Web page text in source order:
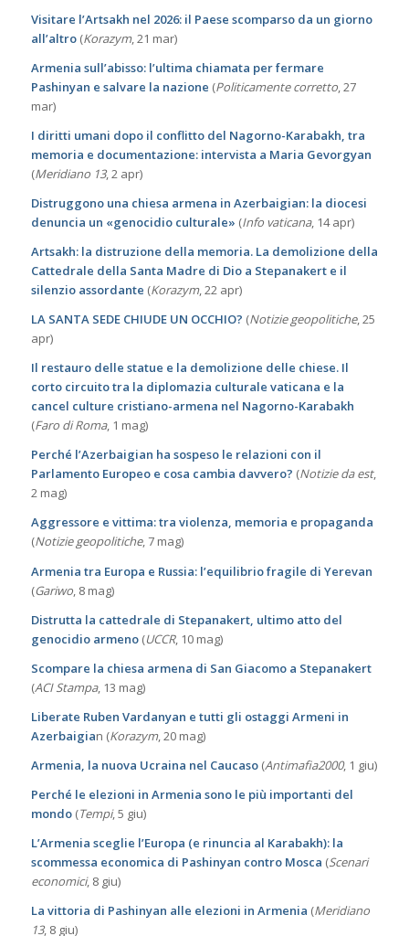
Visitare l’Artsakh nel 2026: il Paese scomparso da un giorno
all’altro(Korazym, 21 mar)
Armenia sull’abisso: l’ultima chiamata per fermare
Pashinyan e salvare la nazione (Politicamente corretto, 27
mar)
I diritti umani dopo il conflitto del Nagorno-Karabakh, tra
memoria e documentazione: intervista a Maria Gevorgyan
(Meridiano 13, 2 apr)
Distruggono una chiesa armena in Azerbaigian: la diocesi
denuncia un «genocidio culturale» (Info vaticana, 14 apr)
Artsakh: la distruzione della memoria. La demolizione della
Cattedrale della Santa Madre di Dio a Stepanakert e il
silenzio assordante (Korazym, 22 apr)
LA SANTA SEDE CHIUDE UN OCCHIO? (Notizie geopolitiche, 25
apr)
Il restauro delle statue e la demolizione delle chiese. Il
corto circuito tra la diplomazia culturale vaticana e la
cancel culture cristiano-armena nel Nagorno-Karabakh
(Faro di Roma, 1 mag)
Perché l’Azerbaigian ha sospeso le relazioni con il
Parlamento Europeo e cosa cambia davvero? (Notizie da est,
2 mag)
Aggressore e vittima: tra violenza, memoria e propaganda
(Notizie geopolitiche, 7 mag)
Armenia tra Europa e Russia: l’equilibrio fragile di Yerevan
(Gariwo, 8 mag)
Distrutta la cattedrale di Stepanakert, ultimo atto del
genocidio armeno(UCCR, 10 mag)
Scompare la chiesa armena di San Giacomo a Stepanakert
(ACI Stampa, 13 mag)
Liberate Ruben Vardanyan e tutti gli ostaggi Armeni in
Azerbaigian (Korazym, 20 mag)
Armenia, la nuova Ucraina nel Caucaso(Antimafia2000, 1 giu)
Perché le elezioni in Armenia sono le più importanti del
mondo(Tempi, 5 giu)
L’Armenia sceglie l’Europa (e rinuncia al Karabakh): la
scommessa economica di Pashinyan contro Mosca (Scenari
economici, 8 giu)
La vittoria di Pashinyan alle elezioni in Armenia (Meridiano
13, 8 giu)